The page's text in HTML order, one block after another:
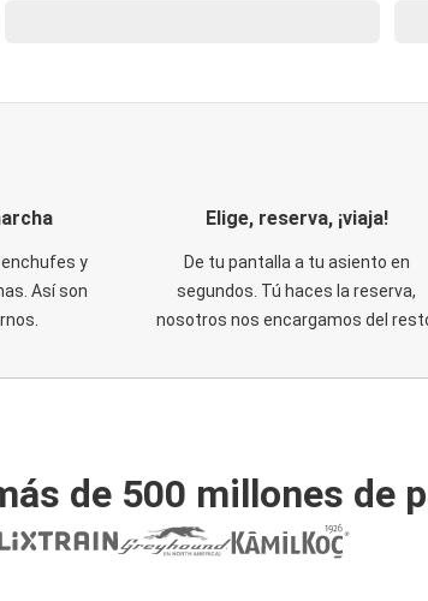
enchufes y
Así son
Elige, reserva, ¡viaja!
De tu pantalla a tu asiento en
segundos. Tú haces la reserva,
nosotros nos encargamos del
de 500 millones de